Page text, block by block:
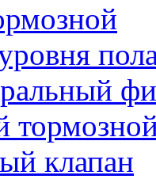
клапан